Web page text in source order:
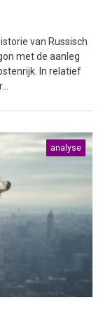
van Russisch
met de aanleg
In relatief
analyse